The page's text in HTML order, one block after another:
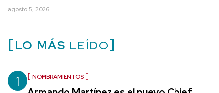
agosto 5, 2026
LO MÁS LEÍDO
1 NOMBRAMIENTOS